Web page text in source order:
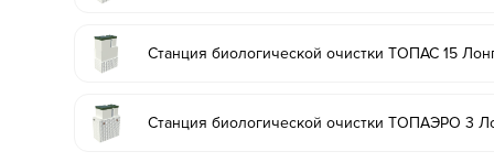
Станция биологической очистки ТОПАС 15
Станция биологической очистки ТОПАЭРО 3